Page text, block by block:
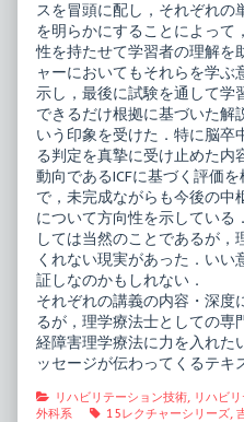
理
学
療
法
学
II
published
on
キ
ス
ト
神
経
障
害
理
学
療
法
学
II,
スを冒頭に配し，それぞれの
を明らかにすることによって
性を持たせて学習者の理解を
ャーにおいてもそれらを学ぶ
示し，最後に試験を通して学
できるだけ根拠に基づいた解
いう印象を受けた．特に脳卒
る判定を真摯に受け止めた内
動向であるICFに基づく評価
で，未完成ながらも今後の中
について方向性を示している
しては当然のことであるが，
くれない現実があった．いい
証しなのかもしれない．
それぞれの講義の内容・深度
るが，理学療法士としての専
経障害理学療法に力を入れた
ッセージが伝わってくるテキ
Categories
リハビリテーション技術, リハビ
外科系
Tags
15レクチャーシリーズ,